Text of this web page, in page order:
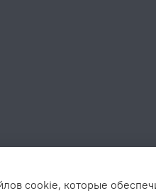
cookie, которые